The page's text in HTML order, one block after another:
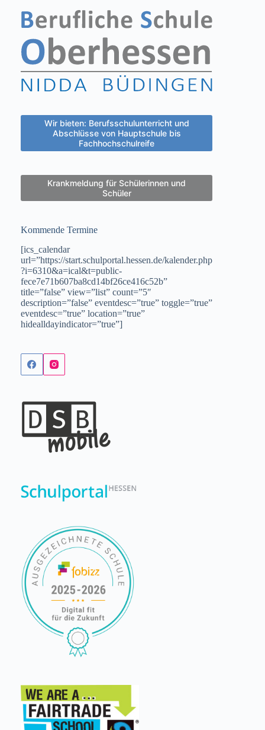
Wir bieten: Berufsschulunterricht und
Abschlüsse von Hauptschule bis
Fachhochschulreife
Krankmeldung für Schülerinnen und
Schüler
Kommende Termine
[ics_calendar
url=”https://start.schulportal.hessen.de/kalender.php
?i=6310&a=ical&t=public-
fece7e71b607ba8cd14bf26ce416c52b”
title=”false” view=”list” count=”5″
description=”false” eventdesc=”true” toggle=”true”
eventdesc=”true” location=”true”
hidealldayindicator=”true”]